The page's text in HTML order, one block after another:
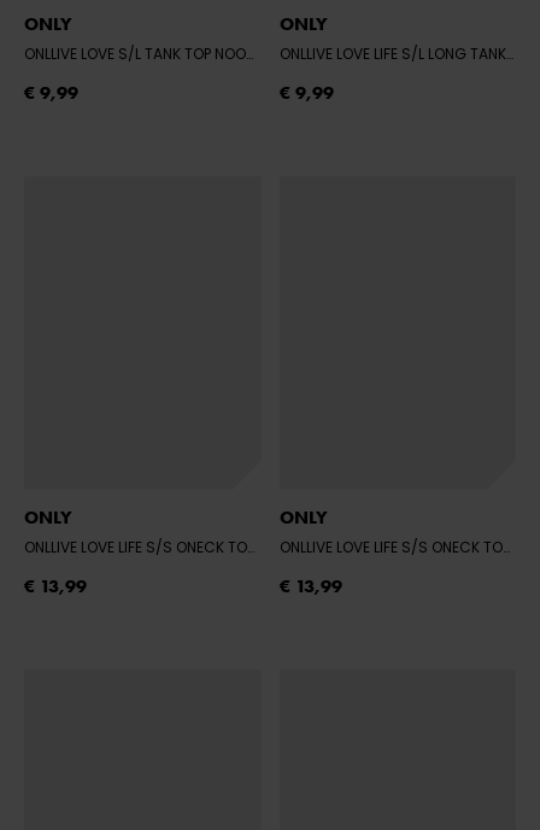
ONLY
ONLLIVE LOVE S/L TANK TOP NOOS - BLACK - BLACK
€ 9,99
ONLY
ONLLIVE LOVE LIFE S/L LONG TANK TOP - WHITE
€ 9,99
ONLY
ONLLIVE LOVE LIFE S/S ONECK TOP NOO - WHITE - WHITE
€ 13,99
ONLY
ONLLIVE LOVE LIFE S/S ONECK TOP NOO - BLACK
€ 13,99